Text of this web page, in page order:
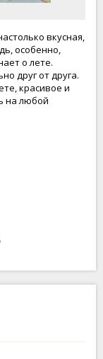
вкусная,
особенно,
о лете.
друг от друга.
красивое и
на любой
это
с